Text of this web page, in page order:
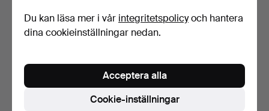
Danmarks samling i tre
volymer, inklusive …
124 USD
Tre sedlar från Grönland. 5,
10, 50, krono…
55 USD
Du kan läsa mer i vår integritetspolicyoch hantera
dina cookieinställningar nedan.
Cookie-inställningar
Acceptera alla